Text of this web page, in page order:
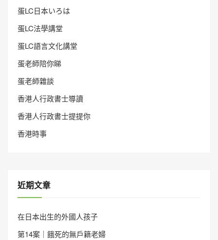
蛋LC日本いろは
蛋LC法學講堂
蛋LC語言文化講堂
蛋老師陪你睇
蛋老師雜談
香港人行政書士導讀
香港人行政書士提提你
香港時事
近期文章
在日本出生的外國人孩子
第14案｜餓死的無戶籍老婦